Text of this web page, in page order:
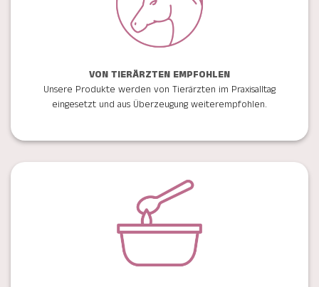
VON TIERÄRZTEN EMPFOHLEN
Unsere Produkte werden von Tierärzten im Praxisalltag
eingesetzt und aus Überzeugung weiterempfohlen.